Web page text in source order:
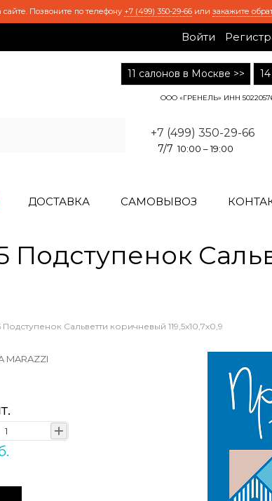
Позвоните по телефону +7 (499) 350-29-66 или закажите
Войти
11 салонов в Москве >>
ООО «ГРЕНЕЛЬ» ИНН
+7 (499) 350-29-66
7/7 10:00 – 19:00
ДОСТАВКА САМОВЫВОЗ
Подступенок
Подступенок Сальветти коричневый 119,5x10,7x0,9
MARAZZI